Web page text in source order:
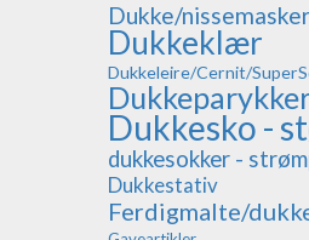
Dukke/nissemasker
Dukkeklær
Dukkeleire/Cernit/
Dukkesko -
dukkesokker -
Dukkestativ
Ferdigmalte/